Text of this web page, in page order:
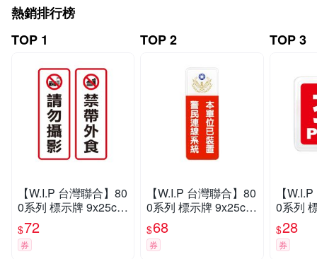
熱銷排行榜
TOP 1
【W.I.P 台灣聯合】80
0系列 標示牌 9x25cm
附泡棉 /個 NO.811請
勿攝影/NO.812禁帶外
食
$72
券
TOP 2
【W.I.P 台灣聯合】80
0系列 標示牌 9x25cm
附泡棉 /個 NO.808本
單位已裝置警民連線
系統
$68
券
TOP 3
【
0系列
H
255
$28
券